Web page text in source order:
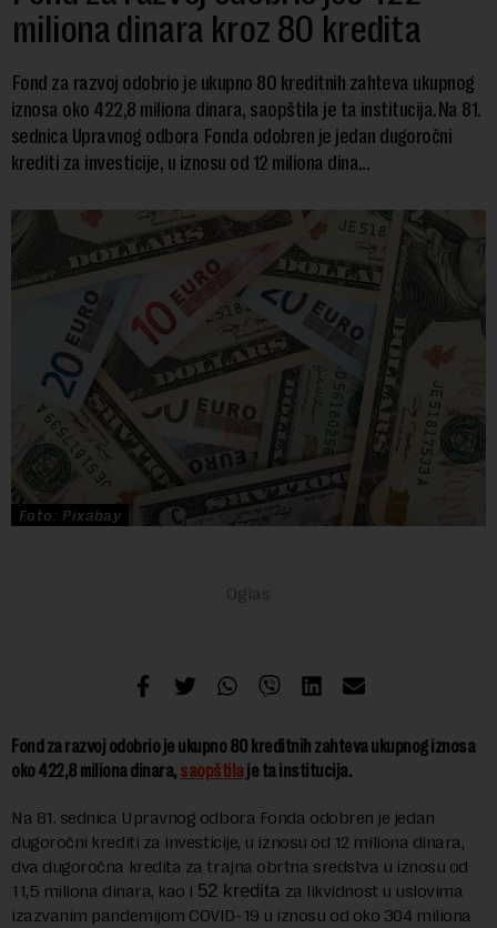
miliona dinara kroz 80 kredita
Fond za razvoj odobrio je ukupno 80 kreditnih zahteva ukupnog
iznosa oko 422,8 miliona dinara, saopštila je ta institucija.Na 81.
sednica Upravnog odbora Fonda odobren je jedan dugoročni
krediti za investicije, u iznosu od 12 miliona dina...
Foto: Pixabay
Fond za razvoj odobrio je ukupno 80 kreditnih zahteva ukupnog iznosa
oko 422,8 miliona dinara, saopštilaje ta institucija.
Na 81. sednica Upravnog odbora Fonda odobren je jedan
dugoročni krediti za investicije, u iznosu od 12 miliona dinara,
dva dugoročna kredita za trajna obrtna sredstva u iznosu od
11,5 miliona dinara, kao i 52 kredita za likvidnost u uslovima
izazvanim pandemijom COVID-19 u iznosu od oko 304 miliona